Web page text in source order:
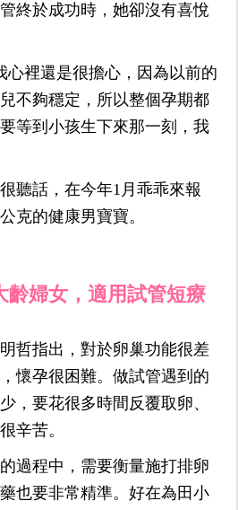
終於成功時，她卻沒有喜悅
心裡還是很擔心，因為以前的
不夠穩定，所以整個孕期都
等到小孩生下來那一刻，我
聽話，在今年1月乖乖來報
克的健康男寶寶。
齡婦女，適用試管短療
哲指出，對於卵巢功能很差
懷孕很困難。做試管遇到的
，要花很多時間反覆取卵、
辛苦。
過程中，需要衡量施打排卵
也要非常精準。好在為田小